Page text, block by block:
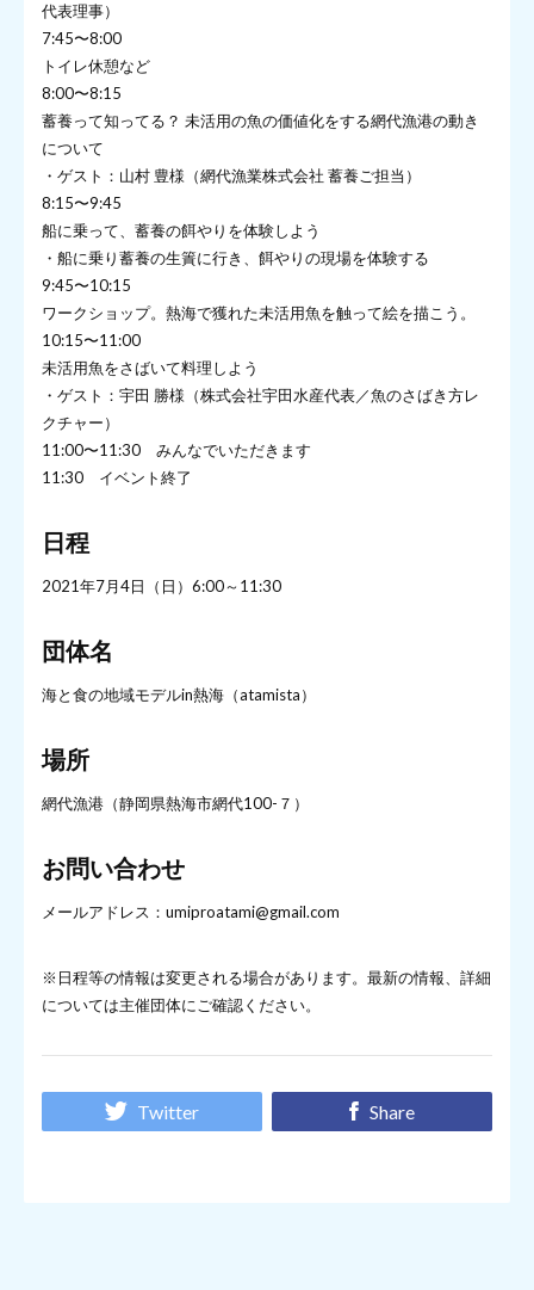
代表理事）
7:45〜8:00
トイレ休憩など
8:00〜8:15
蓄養って知ってる？ 未活用の魚の価値化をする網代漁港の動き
について
・ゲスト：山村 豊様（網代漁業株式会社 蓄養ご担当）
8:15〜9:45
船に乗って、蓄養の餌やりを体験しよう
・船に乗り蓄養の生簀に行き、餌やりの現場を体験する
9:45〜10:15
ワークショップ。熱海で獲れた未活用魚を触って絵を描こう。
10:15〜11:00
未活用魚をさばいて料理しよう
・ゲスト：宇田 勝様（株式会社宇田水産代表／魚のさばき方レ
クチャー）
11:00〜11:30 みんなでいただきます
11:30 イベント終了
日程
2021年7月4日（日）6:00～11:30
団体名
海と食の地域モデルin熱海（atamista）
場所
網代漁港（静岡県熱海市網代100-７）
お問い合わせ
メールアドレス：umiproatami@gmail.com
※日程等の情報は変更される場合があります。最新の情報、詳細
については主催団体にご確認ください。
Twitter Share